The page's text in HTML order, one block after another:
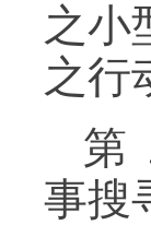
之小
之行
第
事搜